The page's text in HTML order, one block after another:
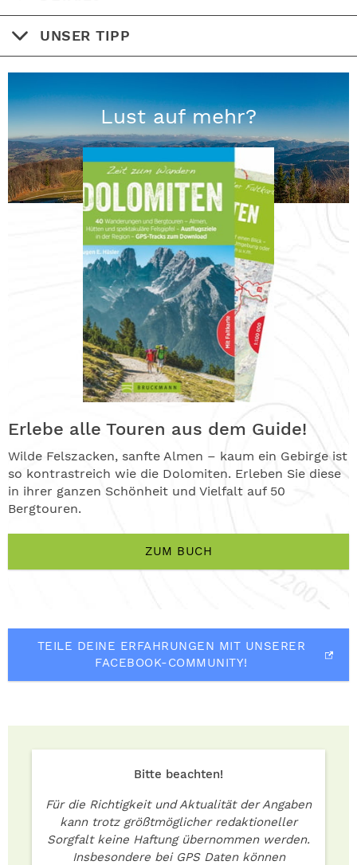
UNSER TIPP
Lust auf mehr?
Erlebe alle Touren aus dem Guide!
Wilde Felszacken, sanfte Almen – kaum ein Gebirge ist
so kontrastreich wie die Dolomiten. Erleben Sie diese
in ihrer ganzen Schönheit und Vielfalt auf 50
Bergtouren.
ZUM BUCH
TEILE DEINE ERFAHRUNGEN MIT UNSERER
FACEBOOK-COMMUNITY!
Bitte beachten!
Für die Richtigkeit und Aktualität der Angaben
kann trotz größtmöglicher redaktioneller
Sorgfalt keine Haftung übernommen werden.
Insbesondere bei GPS Daten können